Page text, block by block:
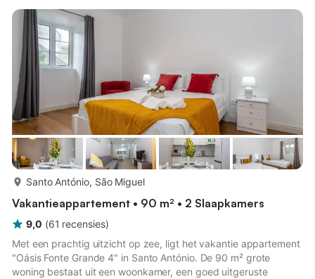
Santo António, São Miguel
Vakantieappartement • 90 m² • 2 Slaapkamers
9,0 (61 recensies)
Met een prachtig uitzicht op zee, ligt het vakantie appartement
"Oásis Fonte Grande 4" in Santo António. De 90 m² grote
woning bestaat uit een woonkamer, een goed uitgeruste